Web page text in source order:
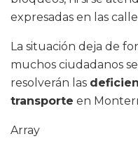
expresadas en las
La situación deja de
muchos ciudadanos
resolverán las
transporte en
Array